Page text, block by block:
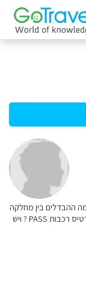
ההבדלים בין מחלקה
ראשונה לשניה ברכבות הפנורמיות? האם שווה לרכוש כרטיס רכבות PASS ? ויש